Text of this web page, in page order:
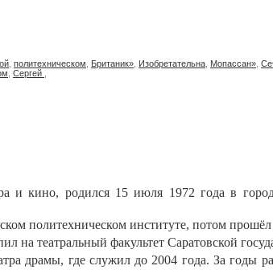
политехническом Британик» Изобретательна Мопассан»
Сергей
и кино, родился 15 июля 1972 года в
политехническом институте, потом прошёл
на театральный факультет Саратовской
драмы, где служил до 2004 года. За